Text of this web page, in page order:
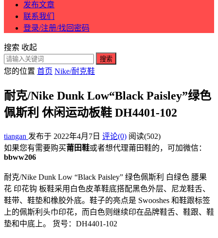
发布文章
联系我们
登录/注册/找回密码
搜索 收起
搜索
您的位置 首页 Nike/耐克鞋
耐克/Nike Dunk Low“Black Paisley”绿色
佩斯利 休闲运动板鞋 DH4401-102
tiangan 发布于 2022年4月7日 评论(0) 阅读(502)
如果您有需要购买莆田鞋或者想代理莆田鞋的，可加微信：
bbww206
耐克/Nike Dunk Low “Black Paisley” 绿色佩斯利 白绿色 腰果
花 印花钩 板鞋采用白色皮革鞋底搭配黑色外层、尼龙鞋舌、
鞋带、鞋垫和橡胶外底。鞋子的亮点是 Swooshes 和鞋跟标签
上的佩斯利头巾印花，而白色则继续印在品牌鞋舌、鞋跟、鞋
垫和中底上。 货号：DH4401-102